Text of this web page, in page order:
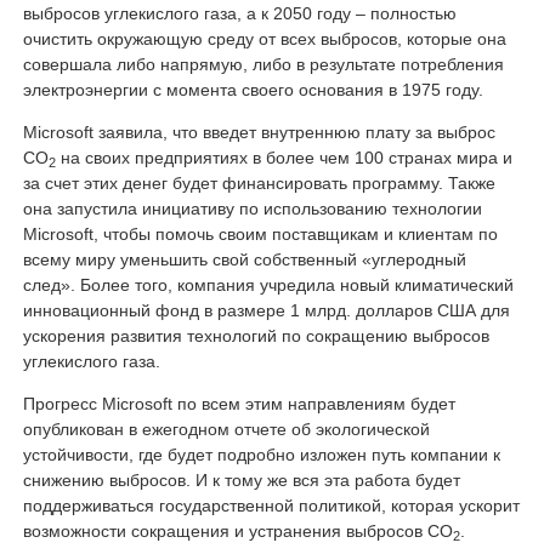
выбросов углекислого газа, а к 2050 году – полностью
очистить окружающую среду от всех выбросов, которые она
совершала либо напрямую, либо в результате потребления
электроэнергии с момента своего основания в 1975 году.
Microsoft заявила, что введет внутреннюю плату за выброс
СО2на своих предприятиях в более чем 100 странах мира и
за счет этих денег будет финансировать программу. Также
она запустила инициативу по использованию технологии
Microsoft, чтобы помочь своим поставщикам и клиентам по
всему миру уменьшить свой собственный «углеродный
след». Более того, компания учредила новый климатический
инновационный фонд в размере 1 млрд. долларов США для
ускорения развития технологий по сокращению выбросов
углекислого газа.
Прогресс Microsoft по всем этим направлениям будет
опубликован в ежегодном отчете об экологической
устойчивости, где будет подробно изложен путь компании к
снижению выбросов. И к тому же вся эта работа будет
поддерживаться государственной политикой, которая ускорит
возможности сокращения и устранения выбросов СО2.